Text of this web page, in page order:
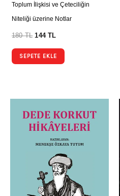
Toplum İlişkisi ve Çeteciliğin
Niteliği üzerine Notlar
180TL 144TL
SEPETE EKLE